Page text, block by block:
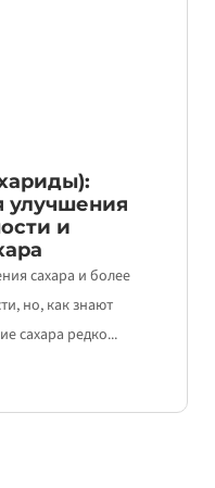
улучшения
и
сахара и более
но, как знают
сахара редко...